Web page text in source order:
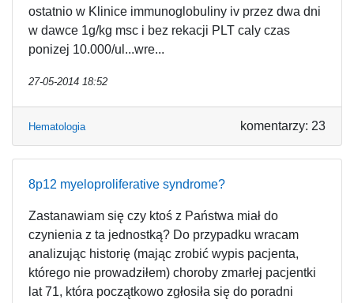
ostatnio w Klinice immunoglobuliny iv przez dwa dni
w dawce 1g/kg msc i bez rekacji PLT caly czas
ponizej 10.000/ul...wre...
27-05-2014 18:52
Hematologia komentarzy: 23
8p12 myeloproliferative syndrome?
Zastanawiam się czy ktoś z Państwa miał do
czynienia z ta jednostką? Do przypadku wracam
analizując historię (mając zrobić wypis pacjenta,
którego nie prowadziłem) choroby zmarłej pacjentki
lat 71, która początkowo zgłosiła się do poradni